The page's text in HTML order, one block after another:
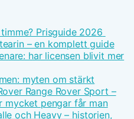
Prisguide 2026
– en komplett guide
myten om stärkt
Range Rover Sport –
mycket pengar får man
och Heavy – historien,